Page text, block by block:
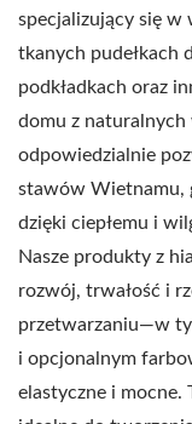
specjalizujący się w
tkanych pudełkach
podkładkach oraz
domu z naturalnych
odpowiedzialnie
stawów Wietnamu,
dzięki ciepłemu i
Nasze produkty z
rozwój, trwałość i
przetwarzaniu—w
i opcjonalnym
elastyczne i mocne.